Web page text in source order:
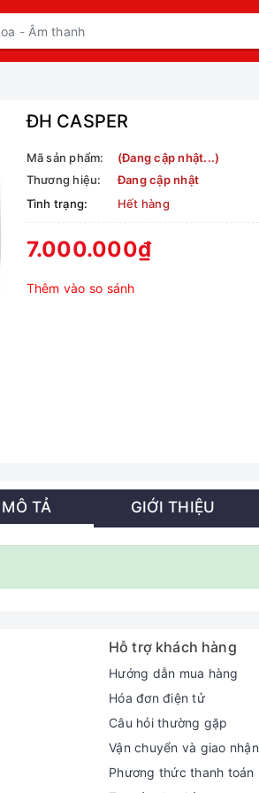
ĐH CASPER
Mã sản phẩm:
(Đang cập nhật...)
Thương hiệu:
Đang cập nhật
Tình trạng:
Hết hàng
7.000.000₫
Thêm vào so sánh
MÔ TẢ GIỚI THIỆU
Hỗ trợ khách hàng
Hướng dẫn mua hàng
Hóa đơn điện tử
Câu hỏi thường gặp
Vận chuyển và giao nhận
Phương thức thanh toán